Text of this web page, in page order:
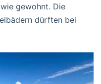
wie gewohnt. Die
dürften bei